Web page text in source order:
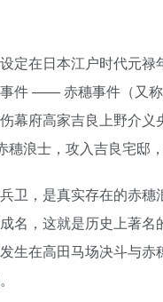
定在日本江户时代元
件 —— 赤穗事件（又
幕府高家吉良上野介
穗浪士，攻入吉良宅邸
卫，是真实存在的赤
名，这就是历史上著
生在高田马场决斗与